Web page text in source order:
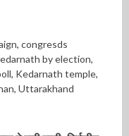
, congresds
by election,
, Kedarnath temple,
, Uttarakhand